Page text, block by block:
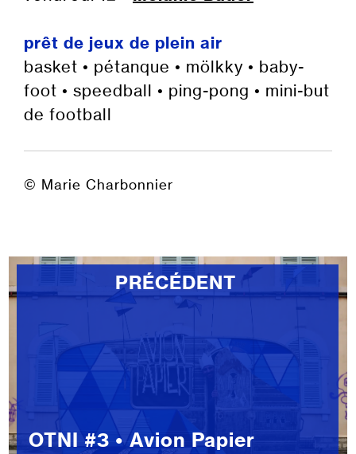
prêt de jeux de plein air
basket • pétanque • mölkky • baby-
foot • speedball • ping-pong • mini-but
de football
© Marie Charbonnier
PRÉCÉDENT
OTNI #3 • Avion Papier